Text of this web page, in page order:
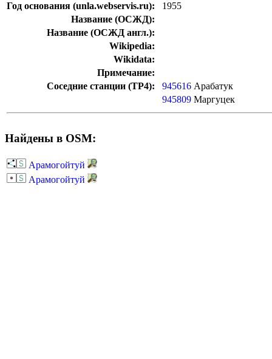
Год основания (unla.webservis.ru):
1955
Название (ОСЖД):
Название (ОСЖД англ.):
Wikipedia:
Wikidata:
Примечание:
Соседние станции (ТР4):
945616 Арабатук
945809 Маргуцек
Найдены в OSM:
Арамогойтуй
Арамогойтуй